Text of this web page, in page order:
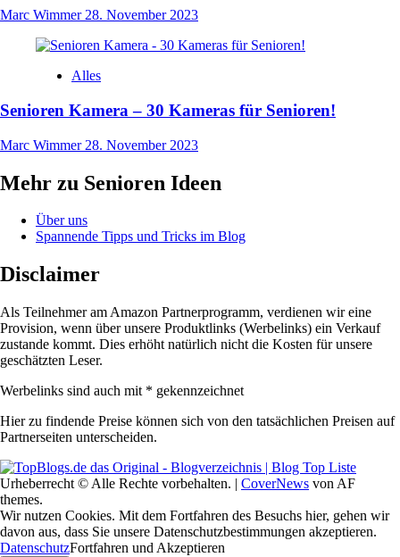
Marc Wimmer 28. November 2023
Alles
Senioren Kamera – 30 Kameras für Senioren!
Marc Wimmer 28. November 2023
Mehr zu Senioren Ideen
Über uns
Spannende Tipps und Tricks im Blog
Disclaimer
Als Teilnehmer am Amazon Partnerprogramm, verdienen wir eine
Provision, wenn über unsere Produktlinks (Werbelinks) ein Verkauf
zustande kommt. Dies erhöht natürlich nicht die Kosten für unsere
geschätzten Leser.
Werbelinks sind auch mit * gekennzeichnet
Hier zu findende Preise können sich von den tatsächlichen Preisen auf
Partnerseiten unterscheiden.
Urheberrecht © Alle Rechte vorbehalten. | CoverNews von AF
themes.
Wir nutzen Cookies. Mit dem Fortfahren des Besuchs hier, gehen wir
davon aus, dass Sie unsere Datenschutzbestimmungen akzeptieren.
DatenschutzFortfahren und Akzeptieren